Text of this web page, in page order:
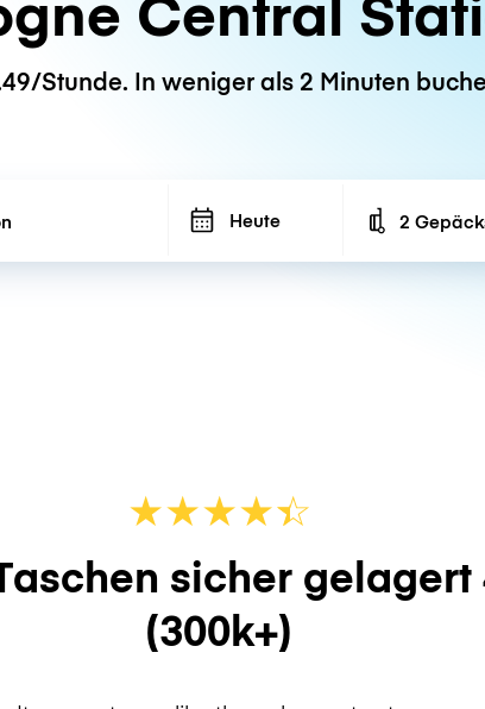
Stunde. In weniger als 2 Minuten
Heute Number of
2
★★★★☆
★
sicher gelagert
(300k+)